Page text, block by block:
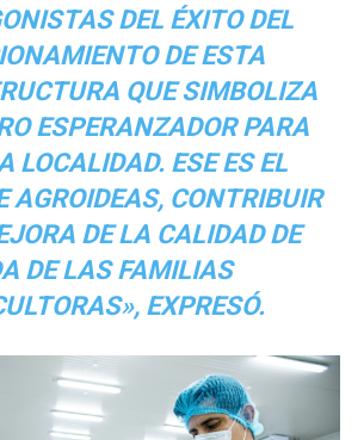
DEL ÉXITO DEL
DE ESTA
QUE SIMBOLIZA
ESPERANZADOR PARA
LOCALIDAD. ESE ES EL
AGROIDEAS, CONTRIBUIR
DE LA CALIDAD DE
DE LAS FAMILIAS
EXPRESÓ.